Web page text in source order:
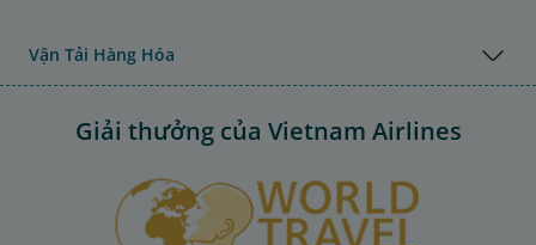
Vận Tải Hàng Hóa
Giải thưởng của Vietnam Airlines